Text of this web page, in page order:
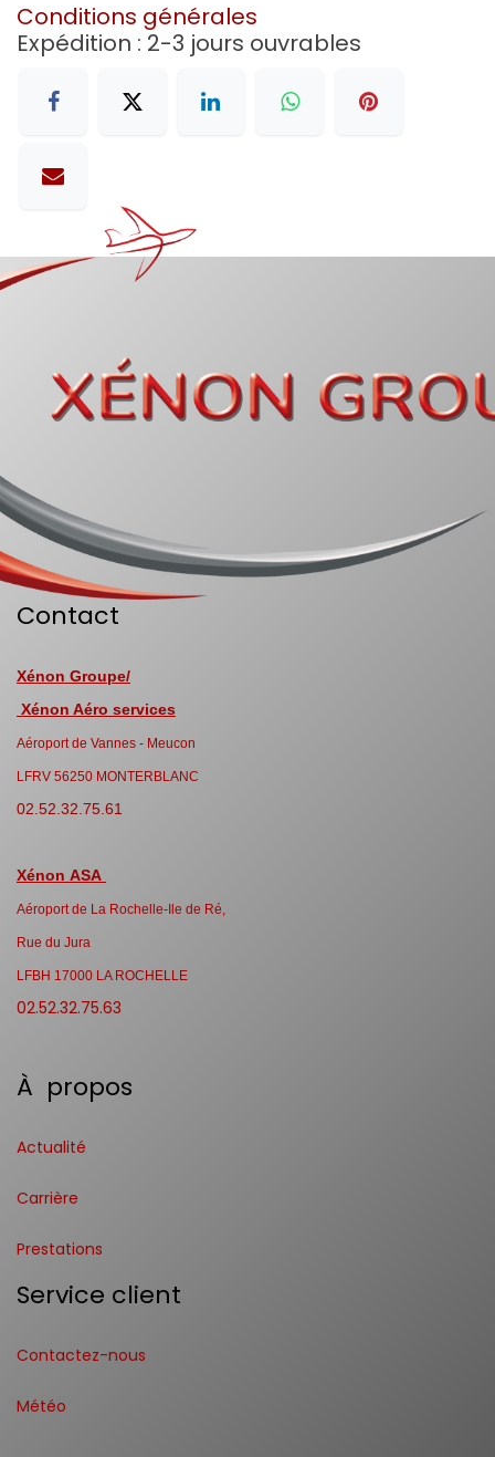
Conditions générales
Expédition : 2-3 jours ouvrables
Contact
Xénon Groupe/
Xénon Aéro services
Aéroport de Vannes - Meucon
LFRV 56250 MONTERBLANC
02.52.32.75.61
Xénon ASA
Aéroport de La Rochelle-Ile de Ré,
Rue du Jura
LFBH 17000 LA ROCHELLE
02.52.32.75.63
À propos
Actualité
Carrière
Prestations
Service client
Contactez-nous
Météo